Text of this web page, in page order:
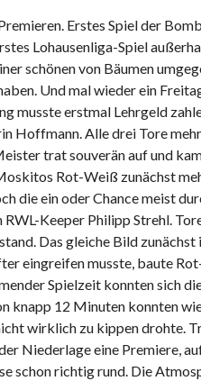
Erstes Spiel der
Lohausenliga-Spiel
schönen von Bäumen
Und mal wieder ein
musste erstmal Lehrgeld
Hoffmann. Alle drei Tore
trat souverän auf und
Rot-Weiß zunächst
die ein oder Chance meist
Keeper Philipp Strehl.
Das gleiche Bild
eingreifen musste, baute
Spielzeit konnten sich
knapp 12 Minuten konnten
wirklich zu kippen drohte.
Niederlage eine Premiere,
schon richtig rund. Die